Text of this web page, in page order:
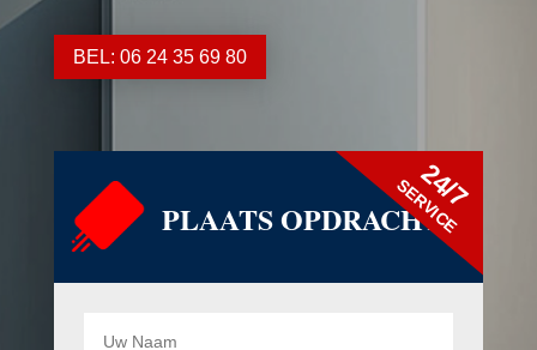
BEL: 06 24 35 69 80
PLAATS OPDRACHT
24/7
SERVICE